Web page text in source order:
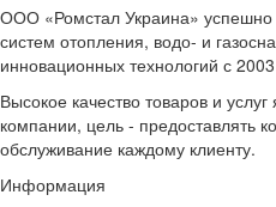
ООО «Ромстал Украина»
систем отопления, водо- и
инновационных технологий с
Высокое качество товаров и
компании, цель - предоставлять
обслуживание каждому клиенту.
Информация